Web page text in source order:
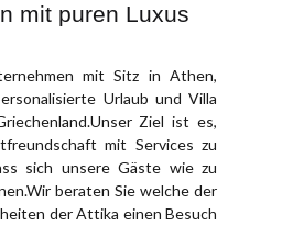
mit puren Luxus
mit Sitz in Athen,
Urlaub und Villa
Ziel ist es,
mit Services zu
sich unsere Gäste wie zu
beraten Sie welche der
der Attika einen Besuch